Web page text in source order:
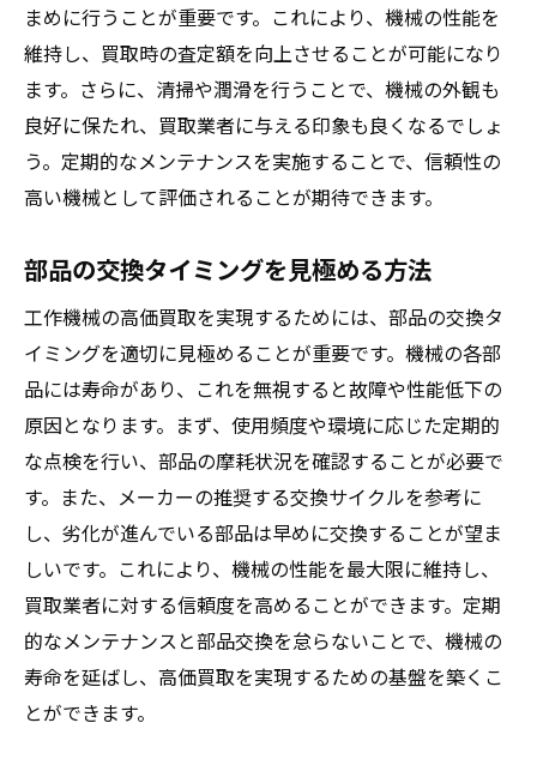
専門家の意見を取り入れる方法
信頼できる買取業者の選び方とその重要性
優良業者の見分け方とは
口コミと評価を活用する方法
業者の査定基準を理解する
複数業者から見積もりを取る利点
アフターサポートの内容もチェック
高価買取を狙うための機械査定ポイントの詳細
解説
外観の状態が価格に与える影響
動作確認とその重要性
製造年と使用年数の関係
付属品とオプションの価値
機械の履歴とメンテナンス記録
特殊機能のアピールポイント
機械の状態改善で買取価格をアップさせるテク
ニック
まめに行うことが重要です。これにより、機械の性能を
維持し、買取時の査定額を向上させることが可能になり
ます。さらに、清掃や潤滑を行うことで、機械の外観も
良好に保たれ、買取業者に与える印象も良くなるでしょ
う。定期的なメンテナンスを実施することで、信頼性の
高い機械として評価されることが期待できます。
部品の交換タイミングを見極める方法
工作機械の高価買取を実現するためには、部品の交換タ
イミングを適切に見極めることが重要です。機械の各部
品には寿命があり、これを無視すると故障や性能低下の
原因となります。まず、使用頻度や環境に応じた定期的
な点検を行い、部品の摩耗状況を確認することが必要で
す。また、メーカーの推奨する交換サイクルを参考に
し、劣化が進んでいる部品は早めに交換することが望ま
しいです。これにより、機械の性能を最大限に維持し、
買取業者に対する信頼度を高めることができます。定期
的なメンテナンスと部品交換を怠らないことで、機械の
寿命を延ばし、高価買取を実現するための基盤を築くこ
とができます。